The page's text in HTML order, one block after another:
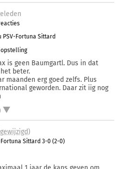
PSV-Fortuna Sittard
is geen Baumgartl. Dus in dat
beter.
maanden erg goed zelfs. Plus
geworden. Daar zit iig nog
gewijzigd)
Fortuna Sittard 3-0 (2-0)